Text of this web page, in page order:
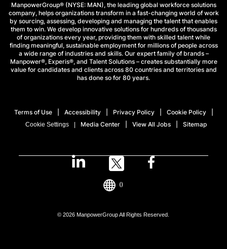
ManpowerGroup® (NYSE: MAN), the leading global workforce solutions
company, helps organizations transform in a fast-changing world of work
by sourcing, assessing, developing and managing the talent that enables
them to win. We develop innovative solutions for hundreds of thousands
of organizations every year, providing them with skilled talent while
finding meaningful, sustainable employment for millions of people across
a wide range of industries and skills. Our expert family of brands –
Manpower®, Experis®, and Talent Solutions – creates substantially more
value for candidates and clients across 80 countries and territories and
has done so for 80 years.
Terms of Use Accessibility Privacy Policy Cookie Policy
Cookie Settings Media Center View All Jobs Sitemap
© 2026 ManpowerGroup All Rights Reserved.
()